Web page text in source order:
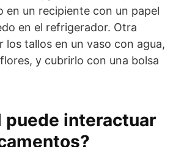
en un recipiente con un papel
en el refrigerador. Otra
los tallos en un vaso con agua,
y cubrirlo con una bolsa
puede interactuar